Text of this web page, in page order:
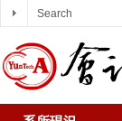
Search